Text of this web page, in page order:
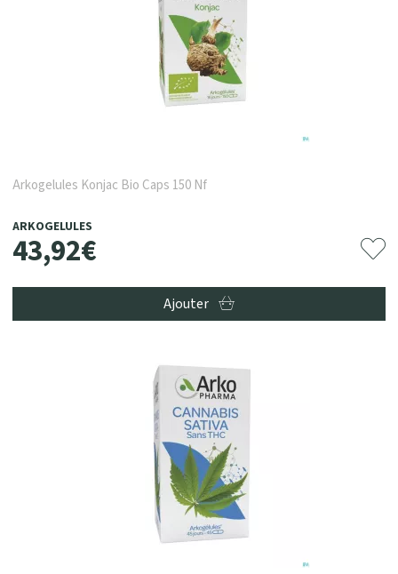
Arkogelules Konjac Bio Caps 150 Nf
ARKOGELULES
43,92€
Ajouter